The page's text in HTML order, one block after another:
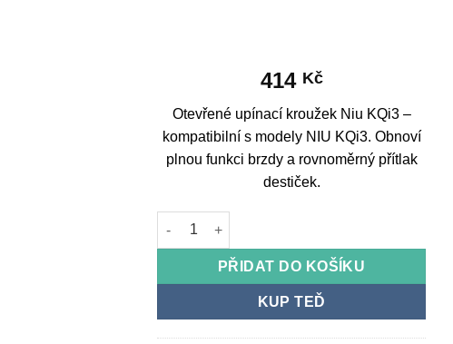
414 Kč
Otevřené upínací kroužek Niu KQi3 –
kompatibilní s modely NIU KQi3. Obnoví
plnou funkci brzdy a rovnoměrný přítlak
destiček.
Open clamp ring Niu KQi3 množství
PŘIDAT DO KOŠÍKU
KUP TEĎ